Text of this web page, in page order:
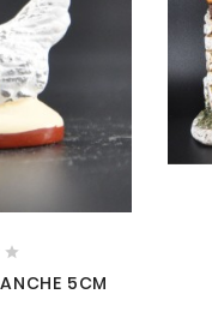

5CM